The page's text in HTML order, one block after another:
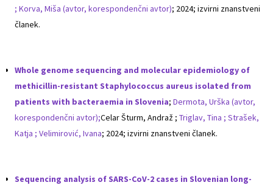
; Korva, Miša (avtor, korespondenčni avtor); 2024; izvirni znanstveni
članek.
Whole genome sequencing and molecular epidemiology of
methicillin-resistant Staphylococcus aureus isolated from
patients with bacteraemia in Slovenia; Dermota, Urška (avtor,
korespondenčni avtor);Celar Šturm, Andraž ; Triglav, Tina ; Strašek,
Katja ; Velimirović, Ivana; 2024; izvirni znanstveni članek.
Sequencing analysis of SARS-CoV-2 cases in Slovenian long-